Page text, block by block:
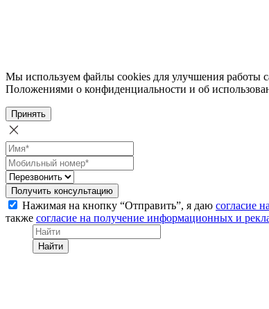
Мы используем файлы cookies для улучшения работы
Положениями о конфиденциальности и об
Принять
Получить консультацию
Нажимая на кнопку “Отправить”, я даю согласие
также согласие на получение информационных и
Найти